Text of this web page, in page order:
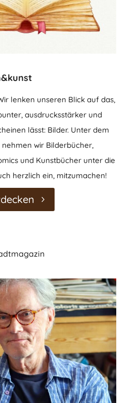
lenken unseren Blick auf das,
ausdrucksstärker und
lässt: Bilder. Unter dem
nehmen wir Bilderbücher,
und Kunstbücher unter die
herzlich ein, mitzumachen!